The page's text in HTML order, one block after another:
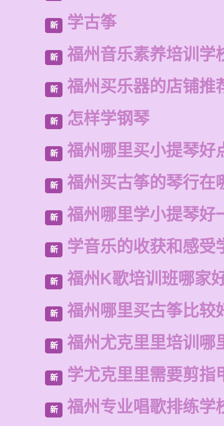
新 学古筝
新 福州音乐素养培训学
新 福州买乐器的店铺推
新 怎样学钢琴
新 福州哪里买小提琴好
新 福州买古筝的琴行在
新 福州哪里学小提琴好
新 学音乐的收获和感受
新 福州K歌培训班哪家
新 福州哪里买古筝比较
新 福州尤克里里培训哪
新 学尤克里里需要剪指
新 福州专业唱歌排练学